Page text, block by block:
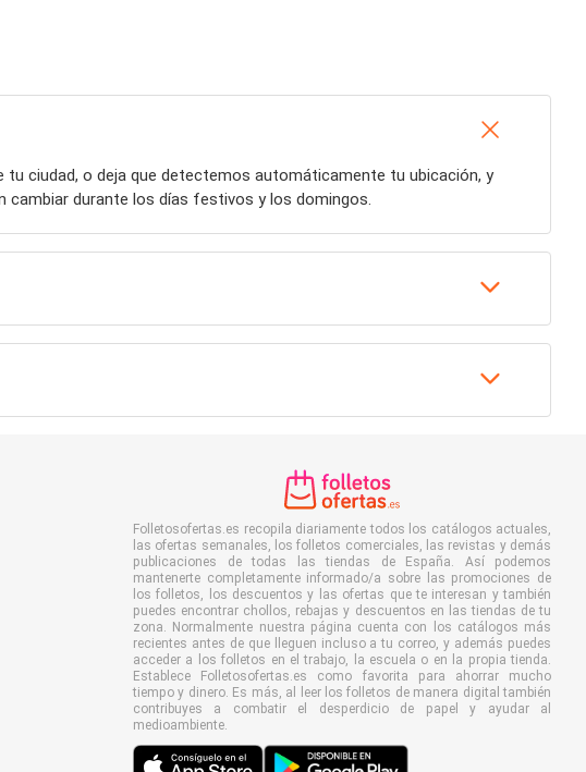
ciudad, o deja que detectemos automáticamente tu ubicación, y
cambiar durante los días festivos y los domingos.
Folletosofertas.es recopila diariamente todos los catálogos actuales,
las ofertas semanales, los folletos comerciales, las revistas y demás
publicaciones de todas las tiendas de España. Así podemos
mantenerte completamente informado/a sobre las promociones de
los folletos, los descuentos y las ofertas que te interesan y también
puedes encontrar chollos, rebajas y descuentos en las tiendas de tu
zona. Normalmente nuestra página cuenta con los catálogos más
recientes antes de que lleguen incluso a tu correo, y además puedes
acceder a los folletos en el trabajo, la escuela o en la propia tienda.
Establece Folletosofertas.es como favorita para ahorrar mucho
tiempo y dinero. Es más, al leer los folletos de manera digital también
contribuyes a combatir el desperdicio de papel y ayudar al
medioambiente.